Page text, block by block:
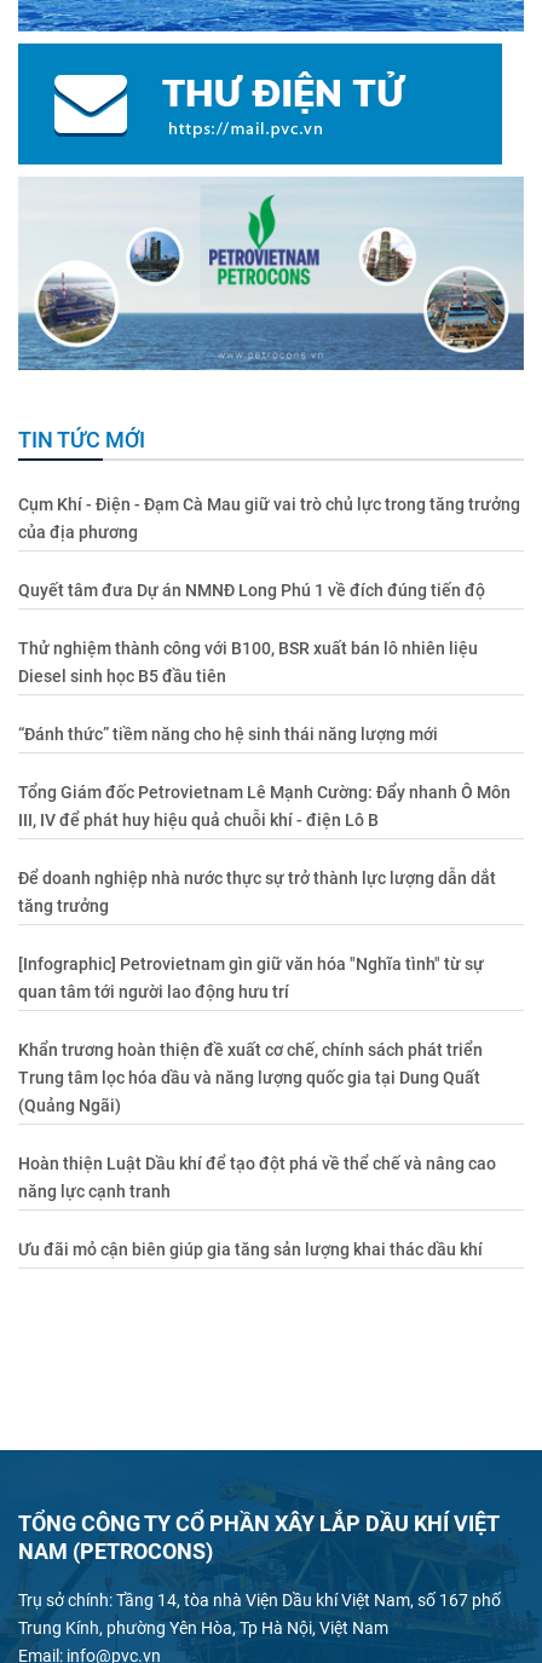
TIN TỨC MỚI
Cụm Khí - Điện - Đạm Cà Mau giữ vai trò chủ lực trong tăng trưởng
của địa phương
Quyết tâm đưa Dự án NMNĐ Long Phú 1 về đích đúng tiến độ
Thử nghiệm thành công với B100, BSR xuất bán lô nhiên liệu
Diesel sinh học B5 đầu tiên
“Đánh thức” tiềm năng cho hệ sinh thái năng lượng mới
Tổng Giám đốc Petrovietnam Lê Mạnh Cường: Đẩy nhanh Ô Môn
III, IV để phát huy hiệu quả chuỗi khí - điện Lô B
Để doanh nghiệp nhà nước thực sự trở thành lực lượng dẫn dắt
tăng trưởng
[Infographic] Petrovietnam gìn giữ văn hóa "Nghĩa tình" từ sự
quan tâm tới người lao động hưu trí
Khẩn trương hoàn thiện đề xuất cơ chế, chính sách phát triển
Trung tâm lọc hóa dầu và năng lượng quốc gia tại Dung Quất
(Quảng Ngãi)
Hoàn thiện Luật Dầu khí để tạo đột phá về thể chế và nâng cao
năng lực cạnh tranh
Ưu đãi mỏ cận biên giúp gia tăng sản lượng khai thác dầu khí
TỔNG CÔNG TY CỔ PHẦN XÂY LẮP DẦU KHÍ VIỆT
NAM (PETROCONS)
Trụ sở chính: Tầng 14, tòa nhà Viện Dầu khí Việt Nam, số 167 phố
Trung Kính, phường Yên Hòa, Tp Hà Nội, Việt Nam
Email: info@pvc.vn